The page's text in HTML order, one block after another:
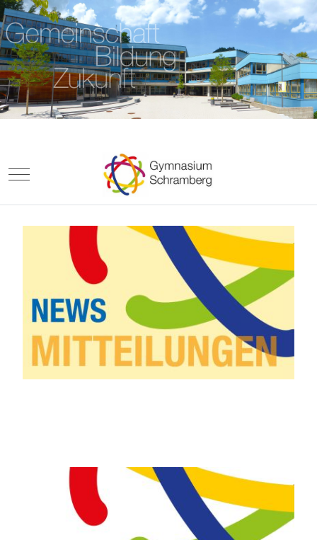
Mobile Menu Toggle